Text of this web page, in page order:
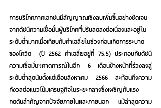
การบริโภคภาคเอกชนมีสัญญาณเชิงลบเพิ่มขึ้นอย่างชัดเจน
จากดัชนีความเชื่อมั่นผู้บริโภคที่ปรับลดลงต่อเนื่องและอยู่ใน
ระดับต่ำมากเมื่อเทียบกับค่าเฉลี่ยในช่วงก่อนเกิดการระบาด
ของโควิด  (ปี 2562 ค่าเฉลี่ยอยู่ที่ 75.5) ประกอบกับดัชนี
ความเชื่อมั่นฯคาดการณ์ในอีก 6 เดือนข้างหน้าที่ร่วงลงสู่
ระดับต่ำสุดนับตั้งแต่เดือนสิงหาคม 2566 สะท้อนถึงความ
กังวลต่อแนวโน้มเศรษฐกิจในระยะกลางซึ่งเผชิญกับแรง
กดดันสำคัญจากปัจจัยภายในและภายนอก แม้ล่าสุดความ